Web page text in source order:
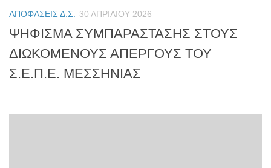
ΑΠΟΦΆΣΕΙΣ Δ.Σ. 30 ΑΠΡΙΛΊΟΥ 2026
ΨΗΦΙΣΜΑ ΣΥΜΠΑΡΑΣΤΑΣΗΣ ΣΤΟΥΣ
ΔΙΩΚΟΜΕΝΟΥΣ ΑΠΕΡΓΟΥΣ ΤΟΥ
Σ.Ε.Π.Ε. ΜΕΣΣΗΝΙΑΣ